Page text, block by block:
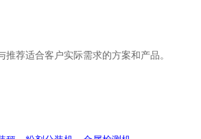
荐适合客户实际需求的方案和产品。